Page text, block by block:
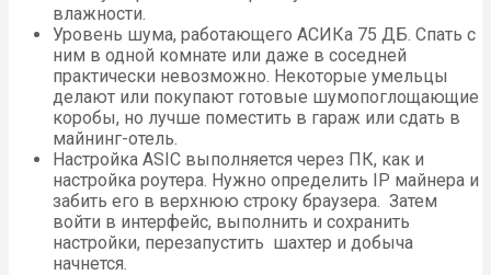
влажности.
Уровень шума, работающего АСИКа 75 ДБ. Спать с
ним в одной комнате или даже в соседней
практически невозможно. Некоторые умельцы
делают или покупают готовые шумопоглощающие
коробы, но лучше поместить в гараж или сдать в
майнинг-отель.
Настройка ASIC выполняется через ПК, как и
настройка роутера. Нужно определить IP майнера и
забить его в верхнюю строку браузера. Затем
войти в интерфейс, выполнить и сохранить
настройки, перезапустить шахтер и добыча
начнется.